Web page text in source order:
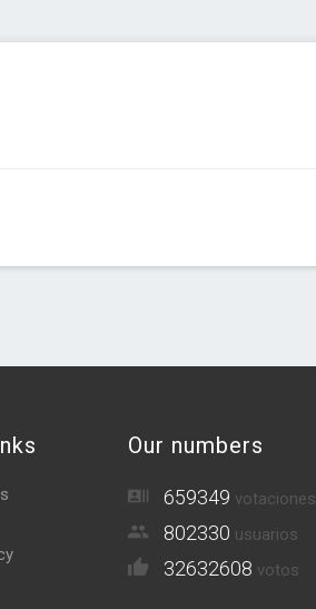
Our numbers
659349 votaciones
802330 usuarios
32632608 votos